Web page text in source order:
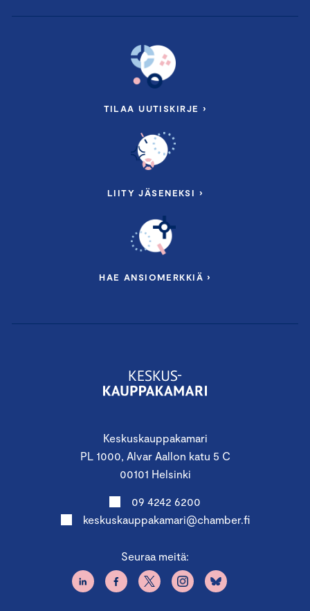
Keskuskauppakamari
PL 1000, Alvar Aallon katu 5 C
00101 Helsinki
09 4242 6200
keskuskauppakamari@chamber.fi
Seuraa meitä:
TILAA UUTISKIRJE ›
LIITY JÄSENEKSI ›
HAE ANSIOMERKKIÄ ›